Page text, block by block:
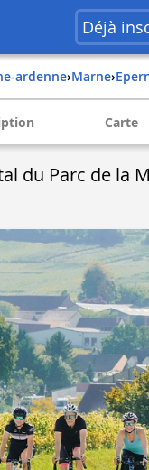
Déjà
ardenne› marne›
Carte
du Parc de la